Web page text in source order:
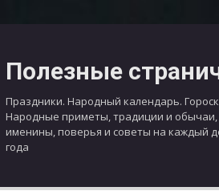
Полезные
Праздники. Народный календарь.
Народные приметы, традиции и обычаи,
именины, поверья и советы на каждый
года